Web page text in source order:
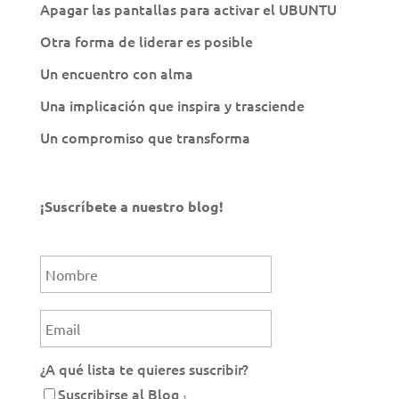
Apagar las pantallas para activar el UBUNTU
Otra forma de liderar es posible
Un encuentro con alma
Una implicación que inspira y trasciende
Un compromiso que transforma
¡Suscríbete a nuestro blog!
¿A qué lista te quieres suscribir?
Suscribirse al Blog ₁